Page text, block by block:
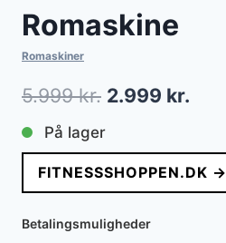
Romaskine
Romaskiner
5.999kr. Den
pris
var:
5.999 kr..
2.999 kr.
pris
er:
På lager
FITNESSSHOPPEN.DK →
Betalingsmuligheder